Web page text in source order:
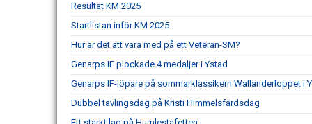
Resultat KM 2025
Startlistan inför KM 2025
Hur är det att vara med på ett Veteran-SM?
Genarps IF plockade 4 medaljer i Ystad
Genarps IF-löpare på sommarklassikern Wallanderloppet i
Dubbel tävlingsdag på Kristi Himmelsfärdsdag